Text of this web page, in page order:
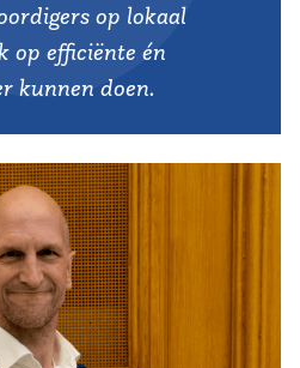
op lokaal
op efficiënte én
kunnen doen.